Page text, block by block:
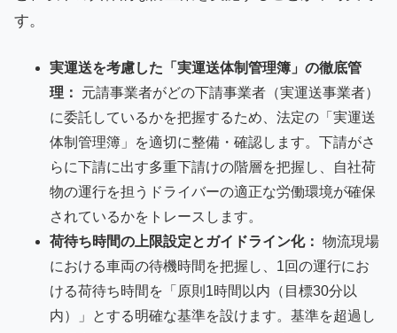
す。
実運送を考慮した「実運送体制管理簿」の徹底管
理：
元請事業者がどの下請事業者（実運送事業者）
に委託しているかを把握するため、法定の「実運送
体制管理簿」を適切に整備・確認します。下請がさ
らに下請に出す多重下請けの階層を把握し、自社荷
物の運行を担うドライバーの適正な労働環境が確保
されているかをトレースします。
荷待ち時間の上限設定とガイドライン化： 物流現場
における車両の待機時間を把握し、1回の運行にお
ける荷待ち時間を「原則1時間以内（目標30分以
内）」とする明確な基準を設けます。基準を超過し